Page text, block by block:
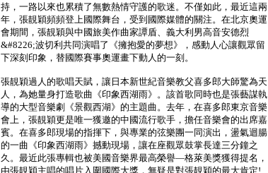
持，一路以來也累積了無數熱情守護的歌迷。不僅如此，最近這兩
年，張靚穎頻頻登上國際舞台，受到國際媒體的關注。在北京奧運
會期間，張靚穎與中國旅美作曲家譚盾、義大利男高音安德烈
&#8226;波切利共同演唱了《擁抱愛的夢想》，感動人心讓觀眾留
下深刻印象，替國際賽事奧運畫下動人的一刻。
張靚穎過人的歌唱天賦，讓日本新世紀音樂教父喜多郎大師驚為天
人，為她量身打造歌曲《印象西湖雨》。該首歌同時也是張藝謀執
導的大型音樂劇《景觀西湖》的主題曲。去年，在喜多郎東京音樂
會上，張靚穎更是唯一獲邀的中國流行歌手，擔任音樂會的出席嘉
賓。在喜多郎現場的指揮下，與專業的弦樂團一同演出，盪氣迴腸
的一曲《印象西湖雨》撼動現場，讓在座觀眾鼓掌長達三分鐘之
久。最近此張專輯也被美國音樂界最高榮譽—格萊美獎獲得提名，
由張靚穎主唱的唱片入圍國際大獎，無疑是對張靚穎的最大肯定!